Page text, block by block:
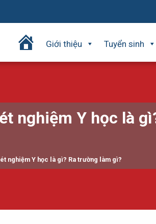
a
h
Giới thiệu Tuyển sinh
nghiệm Y học là
nghiệm Y học là gì? Ra trường làm gì?